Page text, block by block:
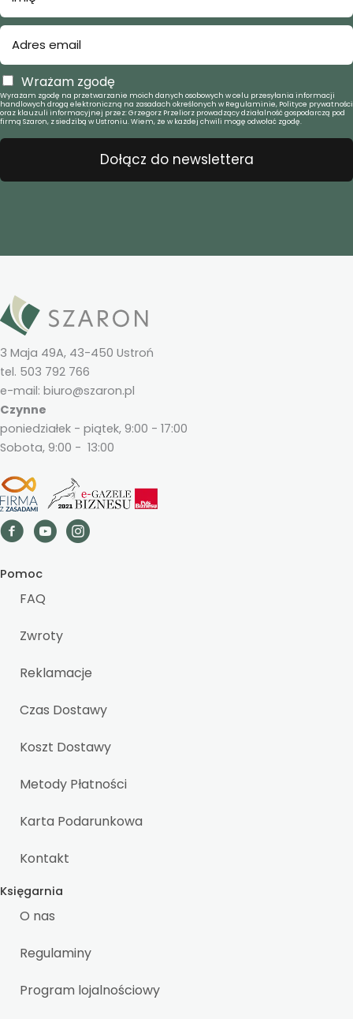
Wrażam zgodę
Wyrażam zgodę na przetwarzanie moich danych osobowych w celu przesyłania informacji
handlowych drogą elektroniczną na zasadach określonych w Regulaminie, Polityce prywatności
oraz klauzuli informacyjnej przez: Grzegorz Przeliorz prowadzący działalność gospodarczą pod
firmą Szaron, z siedzibą w Ustroniu. Wiem, że w każdej chwili mogę odwołać zgodę.
Dołącz do newslettera
3 Maja 49A, 43-450 Ustroń
tel. 503 792 766
e-mail: biuro@szaron.pl
Czynne
poniedziałek - piątek, 9:00 - 17:00
Sobota, 9:00 - 13:00
Pomoc
FAQ
Zwroty
Reklamacje
Czas Dostawy
Koszt Dostawy
Metody Płatności
Karta Podarunkowa
Kontakt
Księgarnia
O nas
Regulaminy
Program lojalnościowy